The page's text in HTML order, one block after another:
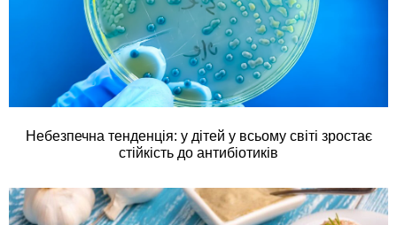
Небезпечна тенденція: у дітей у всьому світі зростає
стійкість до антибіотиків